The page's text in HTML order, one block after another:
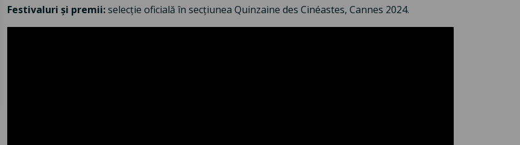
Festivaluri și premii:selecție oficială în secțiunea Quinzaine des Cinéastes, Cannes 2024.